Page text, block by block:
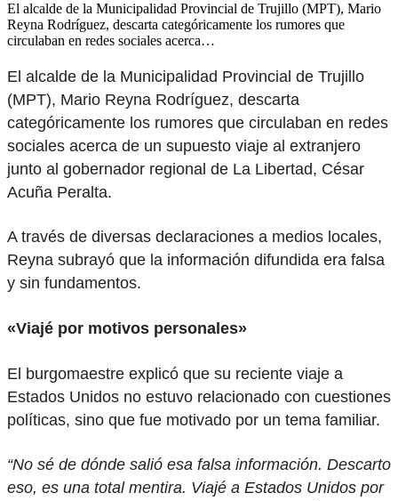
El alcalde de la Municipalidad Provincial de Trujillo (MPT), Mario
Reyna Rodríguez, descarta categóricamente los rumores que
circulaban en redes sociales acerca…
El alcalde de la Municipalidad Provincial de Trujillo
(MPT), Mario Reyna Rodríguez, descarta
categóricamente los rumores que circulaban en redes
sociales acerca de un supuesto viaje al extranjero
junto al gobernador regional de La Libertad, César
Acuña Peralta.
A través de diversas declaraciones a medios locales,
Reyna subrayó que la información difundida era falsa
y sin fundamentos.
«Viajé por motivos personales»
El burgomaestre explicó que su reciente viaje a
Estados Unidos no estuvo relacionado con cuestiones
políticas, sino que fue motivado por un tema familiar.
“No sé de dónde salió esa falsa información. Descarto
eso, es una total mentira. Viajé a Estados Unidos por